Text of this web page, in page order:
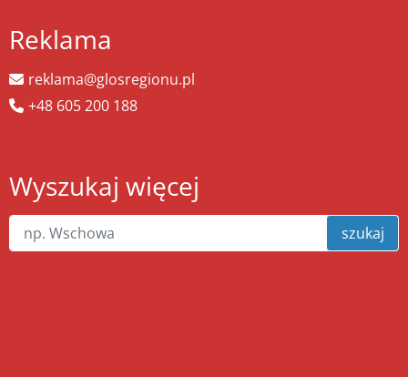
Reklama
reklama@glosregionu.pl
+48 605 200 188
Wyszukaj więcej
szukaj